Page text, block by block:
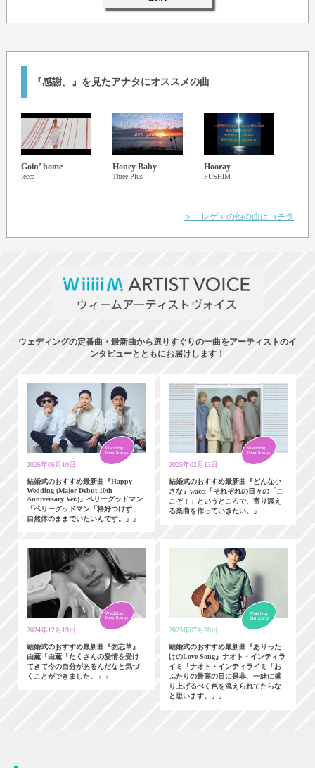
『感謝。』を見たアナタにオススメの曲
Goin’ home
lecca
Honey Baby
Three Plus
Hooray
PUSHIM
＞ レゲエの他の曲はコチラ
ウェディングの定番曲・最新曲から選りすぐりの一曲をアーティストのイ
ンタビューとともにお届けします！
2026年06月10日
結婚式のおすすめ最新曲『Happy
Wedding (Major Debut 10th
Anniversary Ver.)』ベリーグッドマン
「ベリーグッドマン「格好つけず、
自然体のままでいたいんです。」」
2025年02月13日
結婚式のおすすめ最新曲『どんな小
さな』wacci「それぞれの日々の「こ
こぞ！」というところで、寄り添え
る楽曲を作っていきたい。」
2024年12月19日
結婚式のおすすめ最新曲『勿忘草』
由薫「由薫「たくさんの愛情を受け
てきて今の自分があるんだなと気づ
くことができました。」」
2023年07月28日
結婚式のおすすめ最新曲『ありった
けのLove Song』ナオト・インティラ
イミ「ナオト・インティライミ「お
ふたりの最高の日に是非、一緒に盛
り上げるべく色を添えられてたらな
と思います。」」